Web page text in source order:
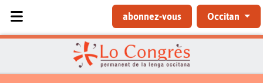
abonnez-vous Occitan